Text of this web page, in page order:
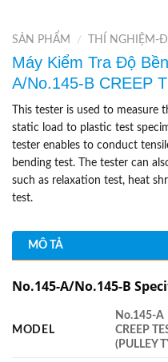
SẢN PHẨM / THÍ NGHIỆM-
Máy Kiểm Tra Độ
A/No.145-B CREEP
This tester is used to measure
static load to plastic test
tester enables to conduct
bending test. The tester can
such as relaxation test, heat
test.
MÔ TẢ
No.145-A/No.145-B
MODEL
No.145-A
CREEP
(PULLEY